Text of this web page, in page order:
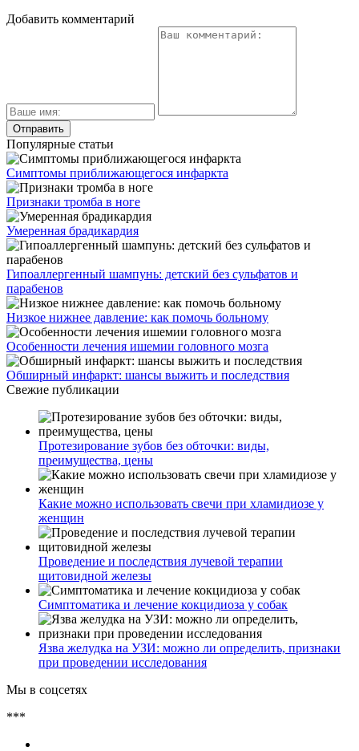
Добавить комментарий
Популярные статьи
Симптомы приближающегося инфаркта
Признаки тромба в ноге
Умеренная брадикардия
Гипоаллергенный шампунь: детский без сульфатов и
парабенов
Низкое нижнее давление: как помочь больному
Особенности лечения ишемии головного мозга
Обширный инфаркт: шансы выжить и последствия
Свежие публикации
Протезирование зубов без обточки: виды,
преимущества, цены
Какие можно использовать свечи при хламидиозе у
женщин
Проведение и последствия лучевой терапии
щитовидной железы
Симптоматика и лечение кокцидиоза у собак
Язва желудка на УЗИ: можно ли определить, признаки
при проведении исследования
Мы в соцсетях
***